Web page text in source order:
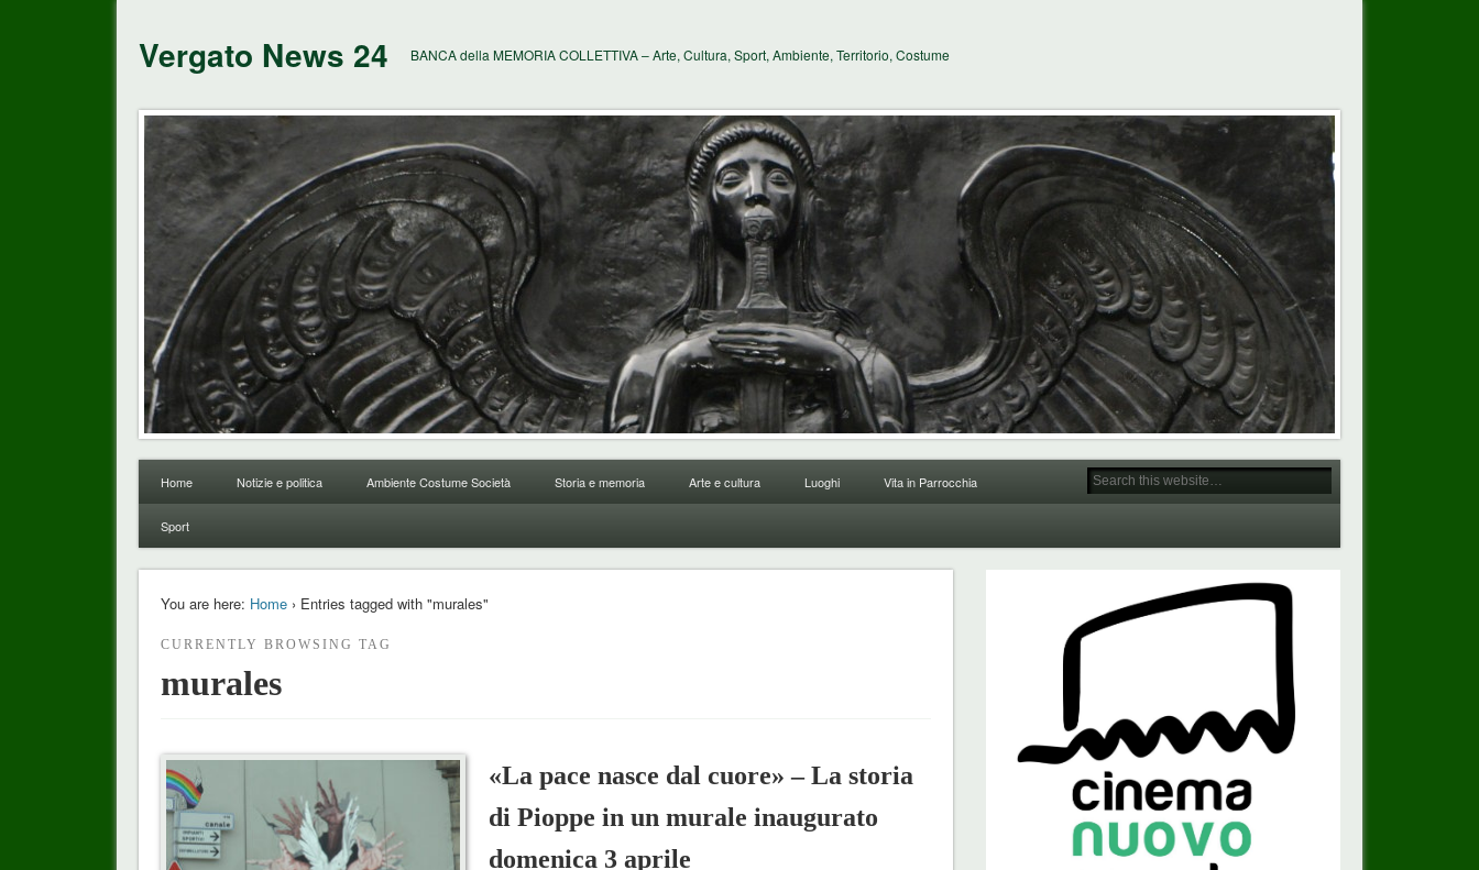
Vergato News 24 BANCA della MEMORIA COLLETTIVA – Arte, Cultura, Sport, Ambiente, Territorio, Costume
Home Notizie e politica Ambiente Costume Società Storia e memoria Arte e cultura Luoghi Vita in Parrocchia
Sport
You are here: Home› Entries tagged with "murales"
CURRENTLY BROWSING TAG
murales
«La pace nasce dal cuore» – La storia
di Pioppe in un murale inaugurato
domenica 3 aprile